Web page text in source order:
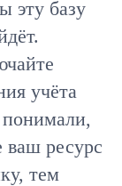
эту базу
учёта
ваш ресурс
тем